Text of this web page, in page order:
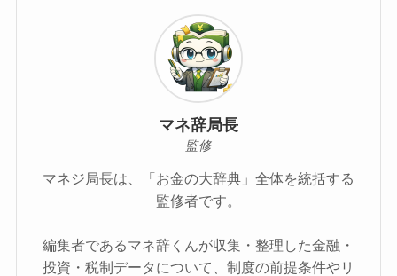
マネ辞局長
監修
マネジ局長は、「お金の大辞典」全体を統括する
監修者です。
編集者であるマネ辞くんが収集・整理した金融・
投資・税制データについて、制度の前提条件やリ